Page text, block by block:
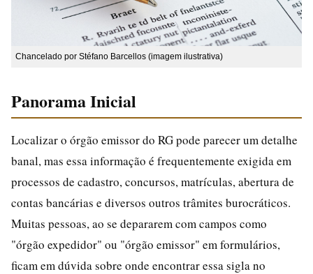
Chancelado por Stéfano Barcellos (imagem ilustrativa)
Panorama Inicial
Localizar o órgão emissor do RG pode parecer um detalhe
banal, mas essa informação é frequentemente exigida em
processos de cadastro, concursos, matrículas, abertura de
contas bancárias e diversos outros trâmites burocráticos.
Muitas pessoas, ao se depararem com campos como
"órgão expedidor" ou "órgão emissor" em formulários,
ficam em dúvida sobre onde encontrar essa sigla no